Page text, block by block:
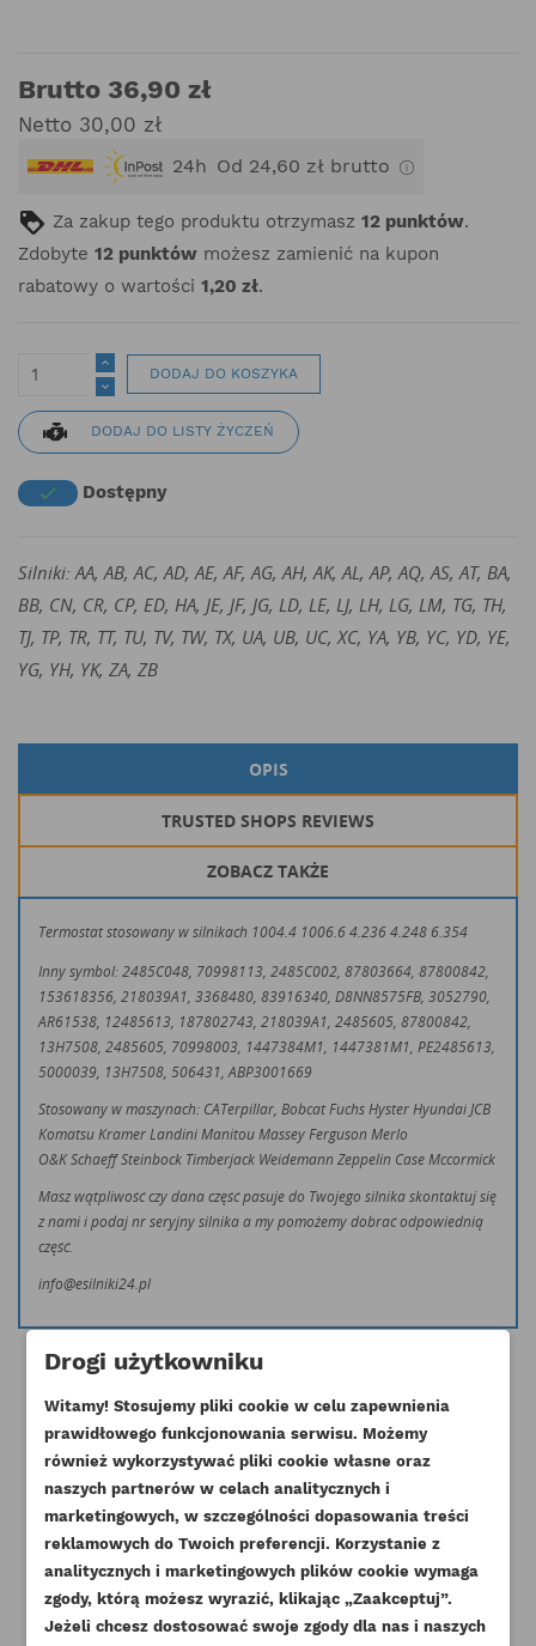
Brutto 36,90 zł
Netto 30,00 zł
24h Od 24,60 zł brutto
Za zakup tego produktu otrzymasz 12 punktów.
Zdobyte 12 punktów możesz zamienić na kupon
rabatowy o wartości 1,20 zł.
DODAJ DO KOSZYKA
DODAJ DO LISTY ŻYCZEŃ
 Dostępny
Silniki: AA, AB, AC, AD, AE, AF, AG, AH, AK, AL, AP, AQ, AS, AT, BA,
BB, CN, CR, CP, ED, HA, JE, JF, JG, LD, LE, LJ, LH, LG, LM, TG, TH,
TJ, TP, TR, TT, TU, TV, TW, TX, UA, UB, UC, XC, YA, YB, YC, YD, YE,
YG, YH, YK, ZA, ZB
OPIS
TRUSTED SHOPS REVIEWS
ZOBACZ TAKŻE
Termostat stosowany w silnikach 1004.4 1006.6 4.236 4.248 6.354
Inny symbol:2485C048, 70998113, 2485C002, 87803664, 87800842,
153618356, 218039A1, 3368480, 83916340, D8NN8575FB, 3052790,
AR61538, 12485613, 187802743, 218039A1, 2485605, 87800842,
13H7508, 2485605, 70998003, 1447384M1, 1447381M1, PE2485613,
5000039, 13H7508, 506431, ABP3001669
Stosowany w maszynach: CATerpillar, Bobcat Fuchs Hyster Hyundai JCB
Komatsu Kramer Landini Manitou Massey Ferguson Merlo
O&K Schaeff Steinbock Timberjack Weidemann Zeppelin Case Mccormick
Masz wątpliwość czy dana część pasuje do Twojego silnika skontaktuj się
z nami i podaj nr seryjny silnika a my pomożemy dobrać odpowiednią
część.
info@esilniki24.pl
Klienci którzy zakupili ten produkt
kupili również:
Drogi użytkowniku
Witamy! Stosujemy pliki cookie w celu zapewnienia
prawidłowego funkcjonowania serwisu. Możemy
również wykorzystywać pliki cookie własne oraz
naszych partnerów w celach analitycznych i
marketingowych, w szczególności dopasowania treści
reklamowych do Twoich preferencji. Korzystanie z
analitycznych i marketingowych plików cookie wymaga
zgody, którą możesz wyrazić, klikając „Zaakceptuj”.
Jeżeli chcesz dostosować swoje zgody dla nas i naszych